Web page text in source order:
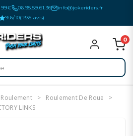
99€ 06.95.59.61.36
info@jokeriders.fr
9.6/10(1335 avis)
0
Roulement
Roulement De Roue
LINKS